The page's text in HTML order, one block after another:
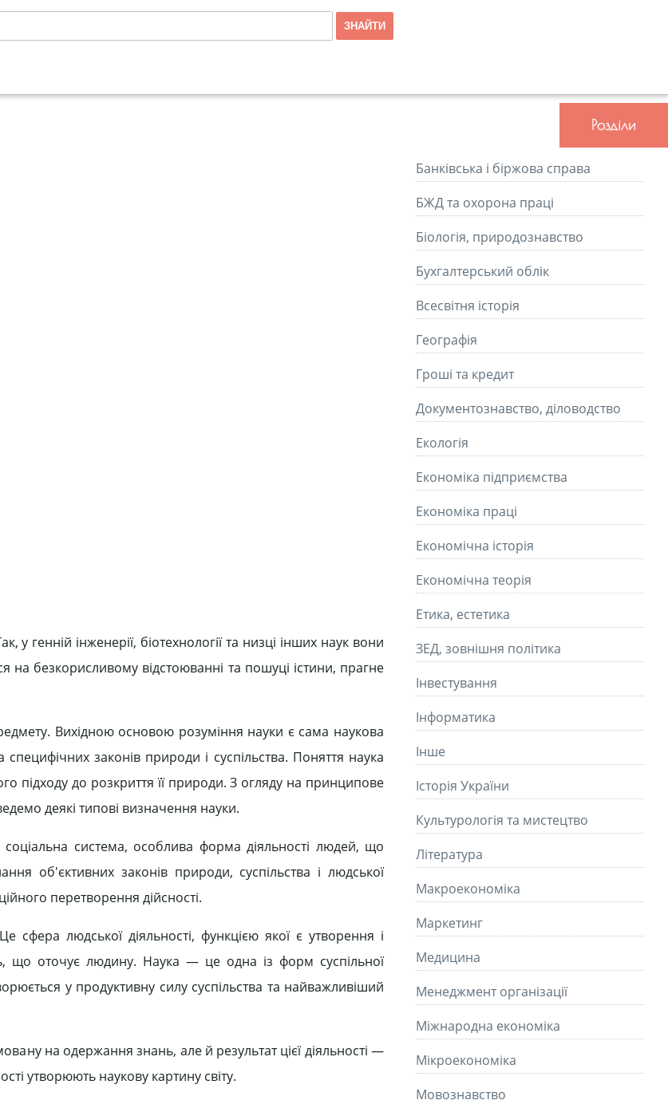
у генній інженерії, біотехнології та низці інших наук вони
на безкорисливому відстоюванні та пошуці істини, прагне
Вихідною основою розуміння науки є сама наукова
законів природи і суспільства. Поняття наука
підходу до розкриття її природи. З огляду на принципове
деякі типові визначення науки.
система, особлива форма діяльності людей, що
об'єктивних законів природи, суспільства і людської
перетворення дійсності.
сфера людської діяльності, функцією якої є утворення і
що оточує людину. Наука — це одна із форм суспільної
у продуктивну силу суспільства та найважливіший
на одержання знань, але й результат цієї діяльності —
утворюють наукову картину світу.
Розділи
Банківська і біржова справа
БЖД та охорона праці
Біологія, природознавство
Бухгалтерський облік
Всесвітня історія
Географія
Гроші та кредит
Документознавство, діловодство
Екологія
Економіка підприємства
Економіка праці
Економічна історія
Економічна теорія
Етика, естетика
ЗЕД, зовнішня політика
Інвестування
Інформатика
Інше
Історія України
Культурологія та мистецтво
Літературa
Макроекономіка
Маркетинг
Медицина
Менеджмент організації
Міжнародна економіка
Мікроекономіка
Мовознавство